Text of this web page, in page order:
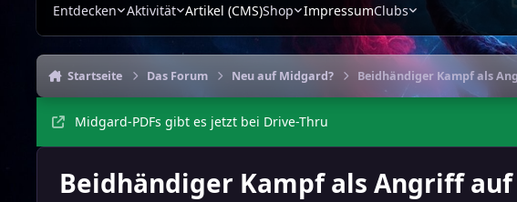
Entdecken Aktivität Artikel (CMS)Shop ImpressumClubs
Startseite Das Forum Neu auf Midgard? Beidhändiger Kampf als
Midgard-PDFs gibt es jetzt bei Drive-Thru
Beidhändiger Kampf als Angriff